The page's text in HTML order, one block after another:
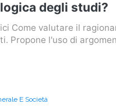
degli studi?
Come valutare il
Propone l'uso di
E Società